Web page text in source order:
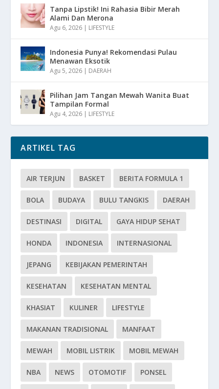
Tanpa Lipstik! Ini Rahasia Bibir Merah
Alami Dan Merona
Agu 6, 2026 | LIFESTYLE
Indonesia Punya! Rekomendasi Pulau
Menawan Eksotik
Agu 5, 2026 | DAERAH
Pilihan Jam Tangan Mewah Wanita Buat
Tampilan Formal
Agu 4, 2026 | LIFESTYLE
ARTIKEL TAG
AIR TERJUN BASKET BERITA FORMULA 1
BOLA BUDAYA BULU TANGKIS DAERAH
DESTINASI DIGITAL GAYA HIDUP SEHAT
HONDA INDONESIA INTERNASIONAL
JEPANG KEBIJAKAN PEMERINTAH
KESEHATAN KESEHATAN MENTAL
KHASIAT KULINER LIFESTYLE
MAKANAN TRADISIONAL MANFAAT
MEWAH MOBIL LISTRIK MOBIL MEWAH
NBA NEWS OTOMOTIF PONSEL